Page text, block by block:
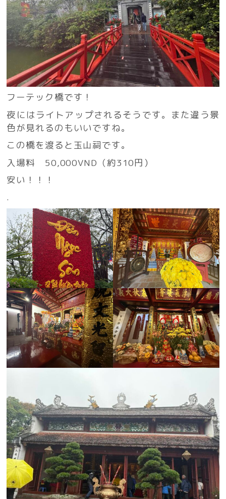
フーテック橋です！
夜にはライトアップされるそうです。また違う景
色が見れるのもいいですね。
この橋を渡ると玉山祠です。
入場料 50,000VND（約310円）
安い！！！
.